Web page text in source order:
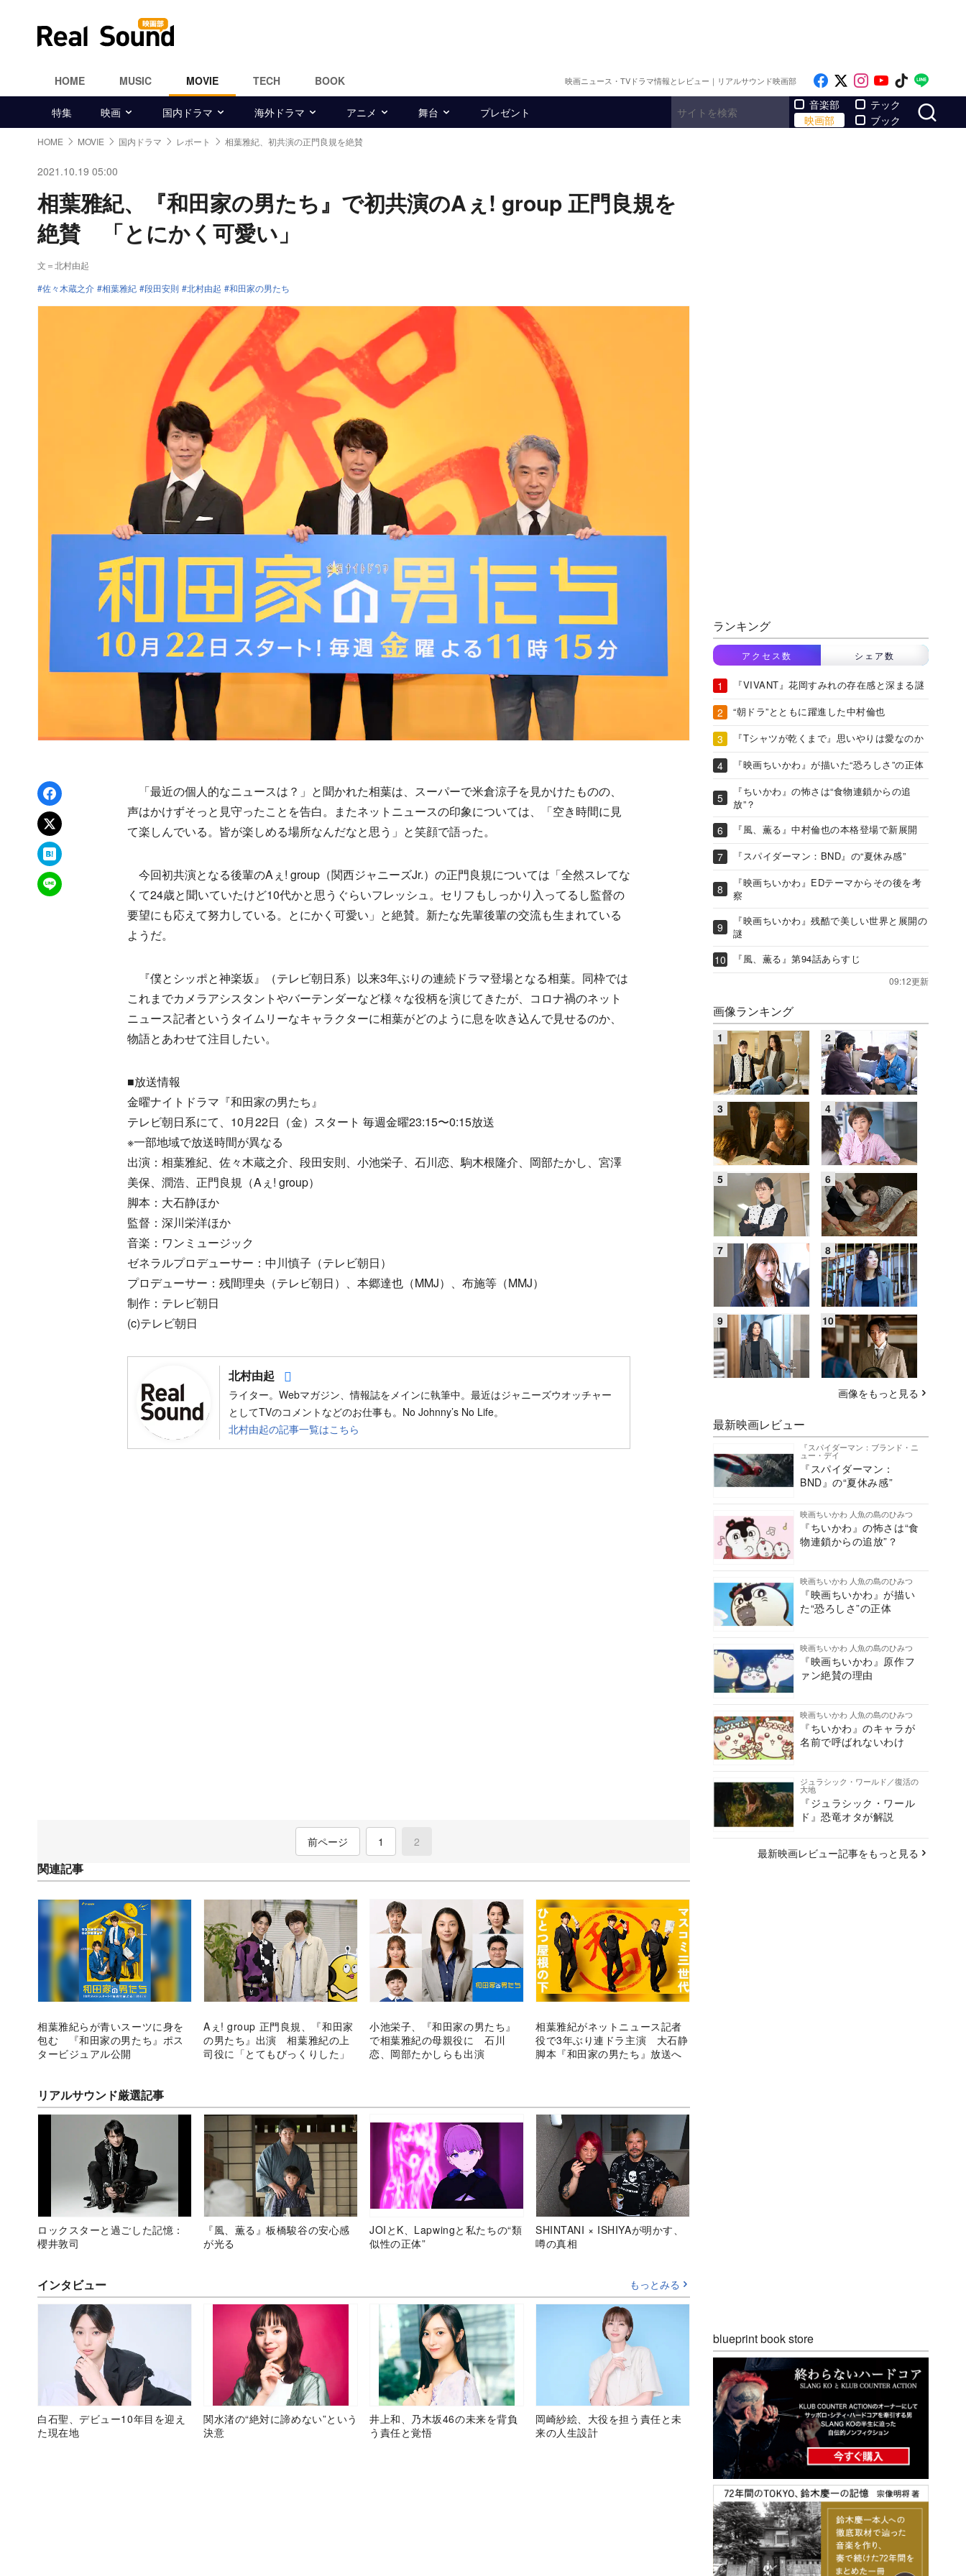
HOME MUSIC MOVIE TECH BOOK 映画ニュース・TVドラマ情報とレビュー｜リアルサウンド映画部 Like on Facebook
Follow on x
Follow on
Follow on
Follow
特集 映画 国内ドラマ 海外ドラマ アニメ 舞台 プレゼント
音楽部
映画部
テック
ブック
HOME MOVIE 国内ドラマ レポート 相葉雅紀、初共演の正門良規を絶賛
2021.10.19 05:00
相葉雅紀、『和田家の男たち』で初共演のAぇ! group 正門良規を
絶賛 「とにかく可愛い」
文＝北村由起
佐々木蔵之介
相葉雅紀 段田安則 北村由起 和田家の男たち
Facebookでシェア
xでポスト
はてなブックマーク
LINEで送る
「最近の個人的なニュースは？」と聞かれた相葉は、スーパーで米倉涼子を見かけたものの、
声はかけずそっと見守ったことを告白。またネットニュースの印象については、「空き時間に見
て楽しんでいる。皆が楽しめる場所なんだなと思う」と笑顔で語った。
今回初共演となる後輩のAぇ! group（関西ジャニーズJr.）の正門良規については「全然スレてな
くて24歳と聞いていたけど10代かと思うぐらいフレッシュ。セリフもしっかり入ってるし監督の
要望にも応えて努力している。とにかく可愛い」と絶賛。新たな先輩後輩の交流も生まれている
ようだ。
『僕とシッポと神楽坂』（テレビ朝日系）以来3年ぶりの連続ドラマ登場となる相葉。同枠では
これまでカメラアシスタントやバーテンダーなど様々な役柄を演じてきたが、コロナ禍のネット
ニュース記者というタイムリーなキャラクターに相葉がどのように息を吹き込んで見せるのか、
物語とあわせて注目したい。
■放送情報
金曜ナイトドラマ『和田家の男たち』
テレビ朝日系にて、10月22日（金）スタート 毎週金曜23:15〜0:15放送
※一部地域で放送時間が異なる
出演：相葉雅紀、佐々木蔵之介、段田安則、小池栄子、石川恋、駒木根隆介、岡部たかし、宮澤
美保、潤浩、正門良規（Aぇ! group）
脚本：大石静ほか
監督：深川栄洋ほか
音楽：ワンミュージック
ゼネラルプロデューサー：中川慎子（テレビ朝日）
プロデューサー：残間理央（テレビ朝日）、本郷達也（MMJ）、布施等（MMJ）
制作：テレビ朝日
(c)テレビ朝日
北村由起
ライター。Webマガジン、情報誌をメインに執筆中。最近はジャニーズウオッチャー
としてTVのコメントなどのお仕事も。No Johnny’s No Life。
北村由起の記事一覧はこちら
前ページ 1 2
関連記事
相葉雅紀らが青いスーツに身を
包む 『和田家の男たち』ポス
タービジュアル公開
Aぇ! group 正門良規、『和田家
の男たち』出演 相葉雅紀の上
司役に「とてもびっくりした」
小池栄子、『和田家の男たち』
で相葉雅紀の母親役に 石川
恋、岡部たかしらも出演
相葉雅紀がネットニュース記者
役で3年ぶり連ドラ主演 大石静
脚本『和田家の男たち』放送へ
リアルサウンド厳選記事
ロックスターと過ごした記憶：
櫻井敦司
『風、薫る』板橋駿谷の安心感
が光る
JOIとK、Lapwingと私たちの“類
似性の正体”
SHINTANI × ISHIYAが明かす、
噂の真相
インタビュー もっとみる
白石聖、デビュー10年目を迎え
た現在地
関水渚の“絶対に諦めない”という
決意
井上和、乃木坂46の未来を背負
う責任と覚悟
岡崎紗絵、大役を担う責任と未
来の人生設計
ランキング
アクセス数 シェア数
『VIVANT』花岡すみれの存在感と深まる謎
“朝ドラ”とともに躍進した中村倫也
『Tシャツが乾くまで』思いやりは愛なのか
『映画ちいかわ』が描いた“恐ろしさ”の正体
『ちいかわ』の怖さは“食物連鎖からの追
放”？
『風、薫る』中村倫也の本格登場で新展開
『スパイダーマン：BND』の“夏休み感”
『映画ちいかわ』EDテーマからその後を考
察
『映画ちいかわ』残酷で美しい世界と展開の
謎
『風、薫る』第94話あらすじ
09:12更新
画像ランキング
画像をもっと見る
最新映画レビュー
『スパイダーマン：ブランド・ニ
ュー・デイ
『スパイダーマン：
BND』の“夏休み感”
映画ちいかわ 人魚の島のひみつ
『ちいかわ』の怖さは“食
物連鎖からの追放”？
映画ちいかわ 人魚の島のひみつ
『映画ちいかわ』が描い
た“恐ろしさ”の正体
映画ちいかわ 人魚の島のひみつ
『映画ちいかわ』原作フ
ァン絶賛の理由
映画ちいかわ 人魚の島のひみつ
『ちいかわ』のキャラが
名前で呼ばれないわけ
ジュラシック・ワールド／復活の
大地
『ジュラシック・ワール
ド』恐竜オタが解説
最新映画レビュー記事をもっと見る
blueprint book store